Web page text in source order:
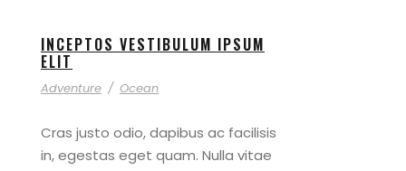
INCEPTOS VESTIBULUM IPSUM
ELIT
Adventure / Ocean
Cras justo odio, dapibus ac facilisis
in, egestas eget quam. Nulla vitae